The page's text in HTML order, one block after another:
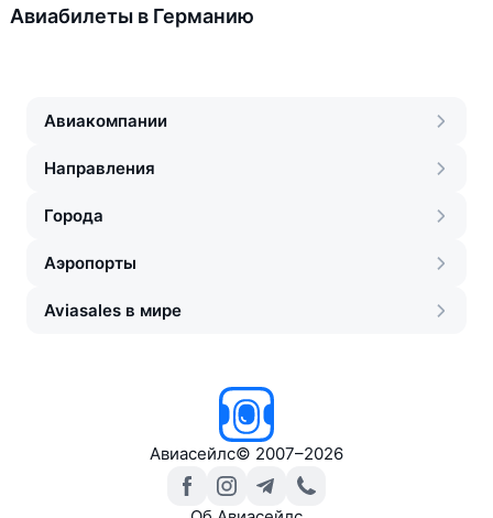
Авиабилеты в Германию
Авиакомпании
Направления
Города
Аэропорты
Aviasales в мире
Авиасейлс© 2007–2026